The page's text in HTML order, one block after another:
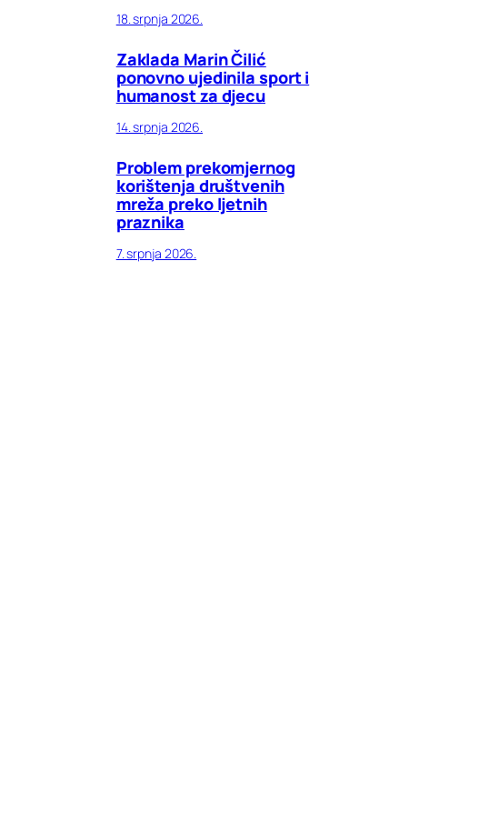
18. srpnja 2026.
Zaklada Marin Čilić
ponovno ujedinila sport i
humanost za djecu
14. srpnja 2026.
Problem prekomjernog
korištenja društvenih
mreža preko ljetnih
praznika
7. srpnja 2026.